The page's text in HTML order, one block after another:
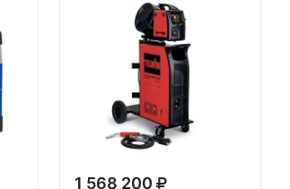
1 568 200